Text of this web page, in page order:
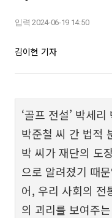
입력 2024-06-19 14:50
김이현 기자
‘골프 전설’ 박세
박준철 씨 간 법적
박 씨가 재단의 도
으로 알려졌기 때
어, 우리 사회의 전
의 괴리를 보여주